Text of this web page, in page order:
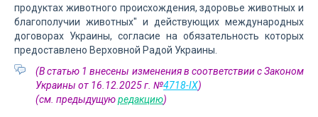
продуктах животного происхождения, здоровье животных и
благополучии животных" и действующих международных
договорах Украины, согласие на обязательность которых
предоставлено Верховной Радой Украины.
(В статью 1 внесены изменения в соответствии с Законом
Украины от 16.12.2025 г. №4718-IX)
(см. предыдущуюредакцию)